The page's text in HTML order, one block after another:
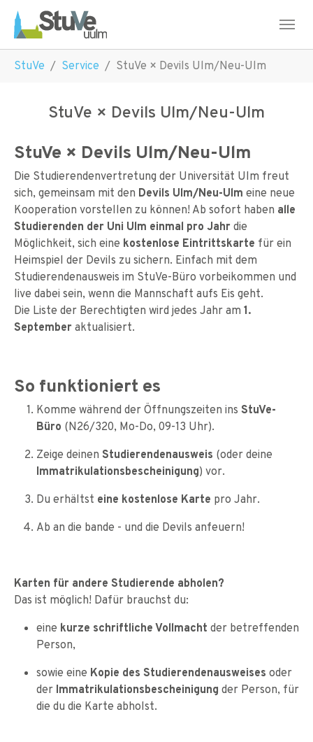
Skip to main navigation
Skip to main content
Skip to page footer
StuVe Service StuVe × Devils Ulm/Neu-Ulm
StuVe × Devils Ulm/Neu-Ulm
StuVe × Devils Ulm/Neu-Ulm
Die Studierendenvertretung der Universität Ulm freut
sich, gemeinsam mit den Devils Ulm/Neu-Ulm eine neue
Kooperation vorstellen zu können! Ab sofort haben alle
Studierenden der Uni Ulm einmal pro Jahr die
Möglichkeit, sich eine kostenlose Eintrittskarte für ein
Heimspiel der Devils zu sichern. Einfach mit dem
Studierendenausweis im StuVe-Büro vorbeikommen und
live dabei sein, wenn die Mannschaft aufs Eis geht.
Die Liste der Berechtigten wird jedes Jahr am 1.
September aktualisiert.
So funktioniert es
Komme während der Öffnungszeiten ins StuVe-
Büro (N26/320, Mo-Do, 09-13 Uhr).
Zeige deinen Studierendenausweis (oder deine
Immatrikulationsbescheinigung) vor.
Du erhältst eine kostenlose Karte pro Jahr.
Ab an die bande - und die Devils anfeuern!
Karten für andere Studierende abholen?
Das ist möglich! Dafür brauchst du:
eine kurze schriftliche Vollmacht der betreffenden
Person,
sowie eine Kopie des Studierendenausweises oder
der Immatrikulationsbescheinigung der Person, für
die du die Karte abholst.